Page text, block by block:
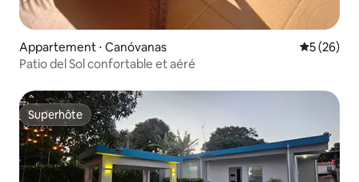
Appartement ⋅ Canóvanas
5 (26)
Patio del Sol confortable et aéré
Superhôte
Superhôte